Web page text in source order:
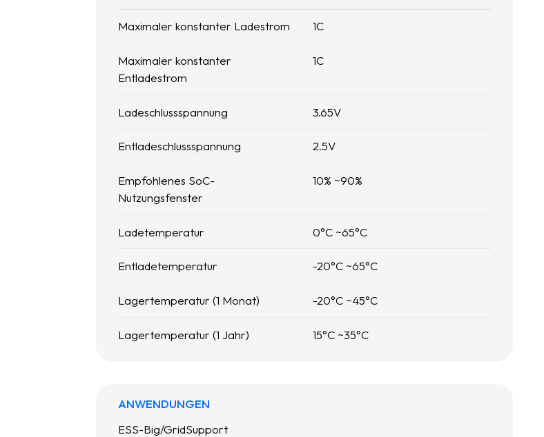
Maximaler konstanter Ladestrom 1C
Maximaler konstanter
Entladestrom
1C
Ladeschlussspannung 3.65V
Entladeschlussspannung 2.5V
Empfohlenes SoC-
Nutzungsfenster
10% ~90%
Ladetemperatur 0°C ~65°C
Entladetemperatur -20°C ~65°C
Lagertemperatur (1 Monat) -20°C ~45°C
Lagertemperatur (1 Jahr) 15°C ~35°C
ANWENDUNGEN
ESS-Big/GridSupport